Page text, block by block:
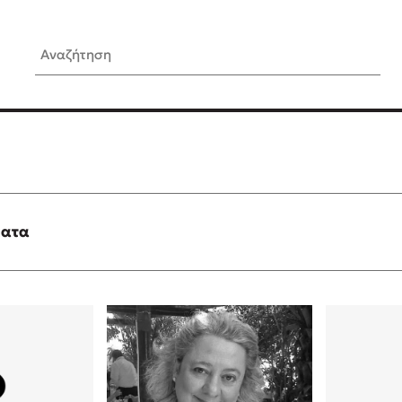
Αναζήτηση
είναι «το πρόβλημα»
αγνοείς
Τι είναι η
Δανάη Δεληγεώργη απαντά!
Συγχαρητήρια, Πέθανες!